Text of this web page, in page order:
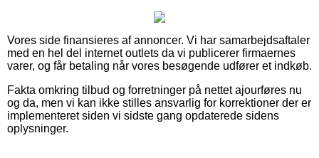
Vores side finansieres af annoncer. Vi har samarbejdsaftaler
med en hel del internet outlets da vi publicerer firmaernes
varer, og får betaling når vores besøgende udfører et indkøb.
Fakta omkring tilbud og forretninger på nettet ajourføres nu
og da, men vi kan ikke stilles ansvarlig for korrektioner der er
implementeret siden vi sidste gang opdaterede sidens
oplysninger.